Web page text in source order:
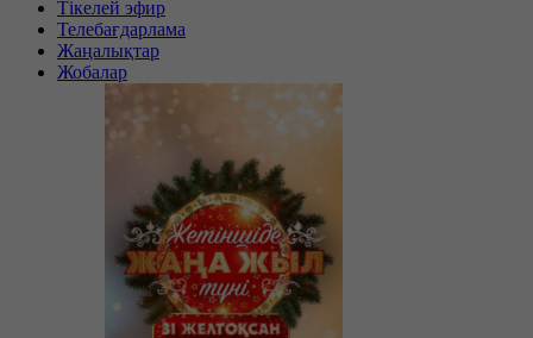
Тікелей эфир
Телебағдарлама
Жаңалықтар
Жобалар